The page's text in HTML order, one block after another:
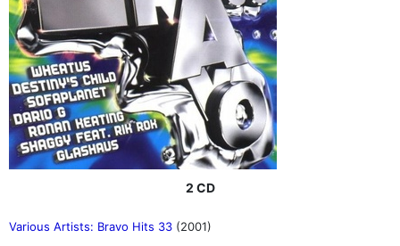
2 CD
Various Artists: Bravo Hits 33 (2001)